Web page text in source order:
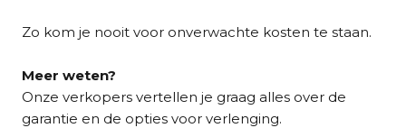
Zo kom je nooit voor onverwachte kosten te staan.
Meer weten?
Onze verkopers vertellen je graag alles over de
garantie en de opties voor verlenging.